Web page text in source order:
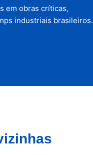
em obras críticas,
industriais brasileiros.